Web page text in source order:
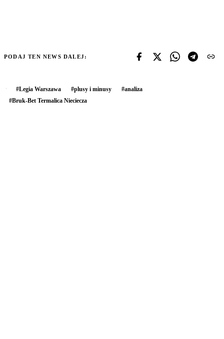
PODAJ TEN NEWS DALEJ:
#Legia Warszawa #plusy i minusy #analiza
#Bruk-Bet Termalica Nieciecza